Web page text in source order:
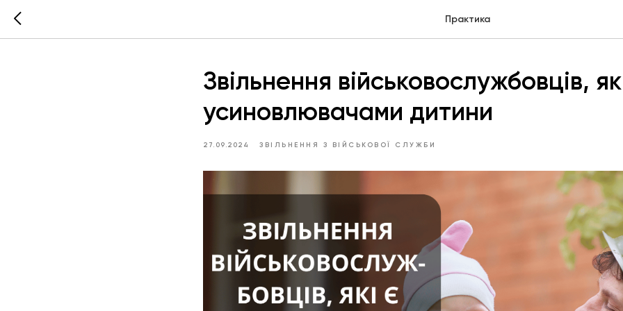
Практика
Звільнення військовослужбовців,
усиновлювачами дитини
27.09.2024 ЗВІЛЬНЕННЯ З ВІЙСЬКОВОЇ СЛУЖБИ